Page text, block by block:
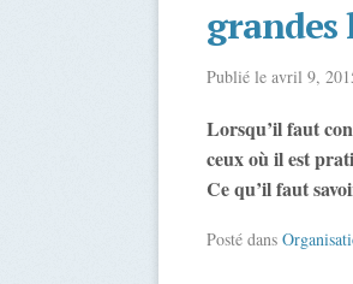
grandes
Publié le avril 9,
Lorsqu’il faut
ceux où il est
Ce qu’il faut
Posté dans